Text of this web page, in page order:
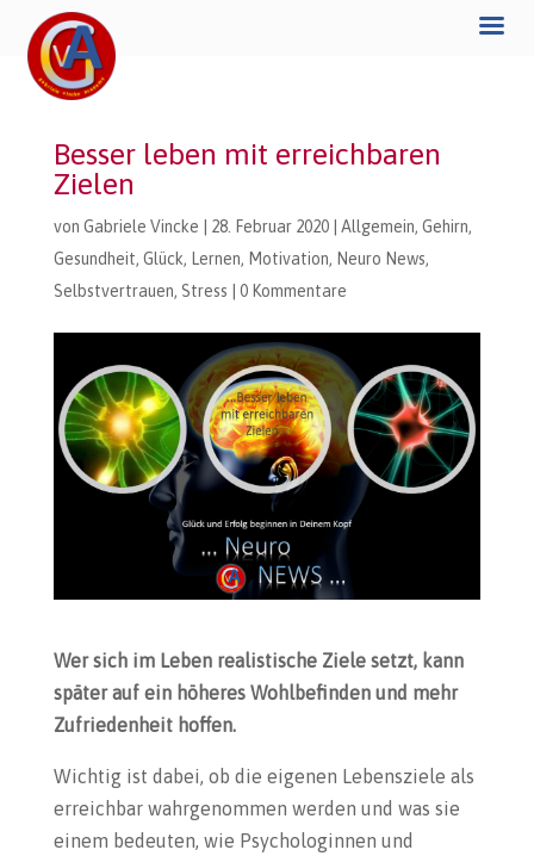
Besser leben mit erreichbaren
Zielen
von Gabriele Vincke 28. Februar 2020| Allgemein, Gehirn,
Gesundheit, Glück, Lernen, Motivation, Neuro News,
Selbstvertrauen, Stress 0 Kommentare
Wer sich im Leben realistische Ziele setzt, kann
später auf ein höheres Wohlbefinden und mehr
Zufriedenheit hoffen.
Wichtig ist dabei, ob die eigenen Lebensziele als
erreichbar wahrgenommen werden und was sie
einem bedeuten, wie Psychologinnen und